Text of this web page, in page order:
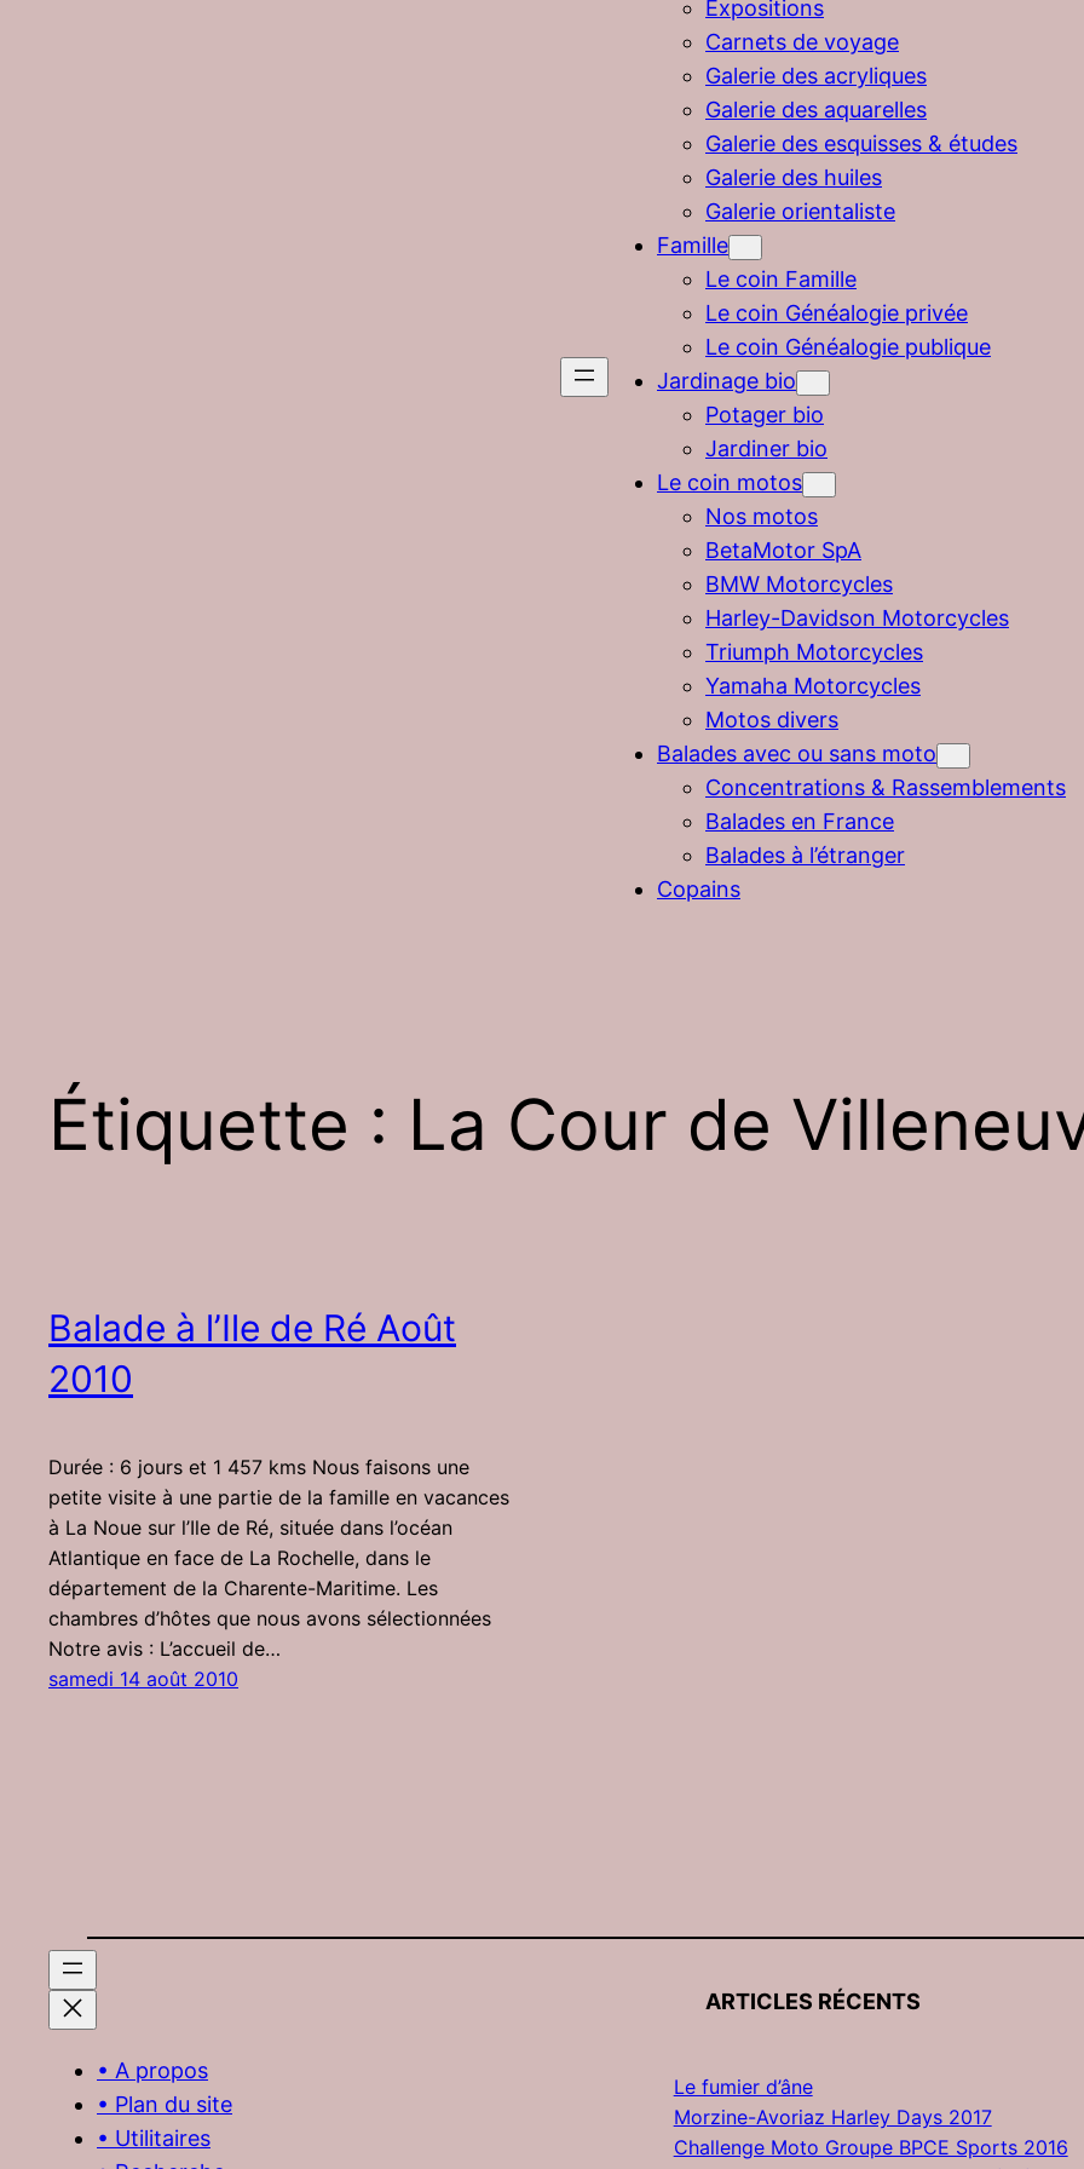
Expositions
Carnets de voyage
Galerie des acryliques
Galerie des aquarelles
Galerie des esquisses & études
Galerie des huiles
Galerie orientaliste
Famille
Le coin Famille
Le coin Généalogie privée
Le coin Généalogie publique
Jardinage bio
Potager bio
Jardiner bio
Le coin motos
Nos motos
BetaMotor SpA
BMW Motorcycles
Harley-Davidson Motorcycles
Triumph Motorcycles
Yamaha Motorcycles
Motos divers
Balades avec ou sans moto
Concentrations & Rassemblements
Balades en France
Balades à l’étranger
Copains
Étiquette : La Cour de
Balade à l’Ile de Ré Août
2010
Durée : 6 jours et 1 457 kms Nous faisons une
petite visite à une partie de la famille en vacances
à La Noue sur l’Ile de Ré, située dans l’océan
Atlantique en face de La Rochelle, dans le
département de la Charente-Maritime. Les
chambres d’hôtes que nous avons sélectionnées
Notre avis : L’accueil de…
samedi 14 août 2010
• A propos
• Plan du site
• Utilitaires
ARTICLES RÉCENTS
Le fumier d’âne
Morzine-Avoriaz Harley Days 2017
Challenge Moto Groupe BPCE Sports 2016